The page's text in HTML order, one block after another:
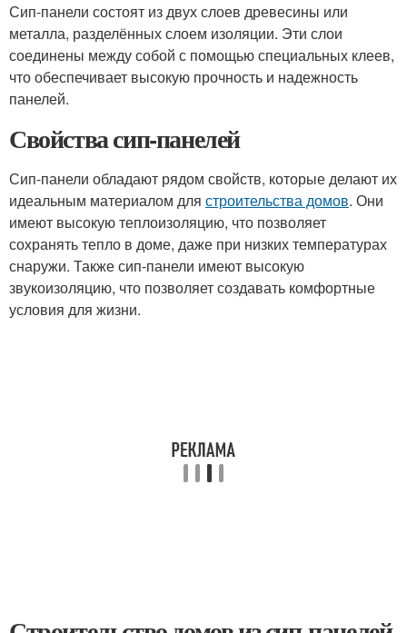
Сип-панели состоят из двух слоев древесины или
металла, разделённых слоем изоляции. Эти слои
соединены между собой с помощью специальных клеев,
что обеспечивает высокую прочность и надежность
панелей.
Свойства сип-панелей
Сип-панели обладают рядом свойств, которые делают их
идеальным материалом для строительства домов. Они
имеют высокую теплоизоляцию, что позволяет
сохранять тепло в доме, даже при низких температурах
снаружи. Также сип-панели имеют высокую
звукоизоляцию, что позволяет создавать комфортные
условия для жизни.